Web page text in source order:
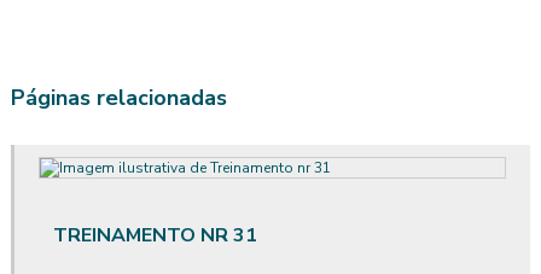
Avaliação ergonômica
Páginas relacionadas
TREINAMENTO NR 31